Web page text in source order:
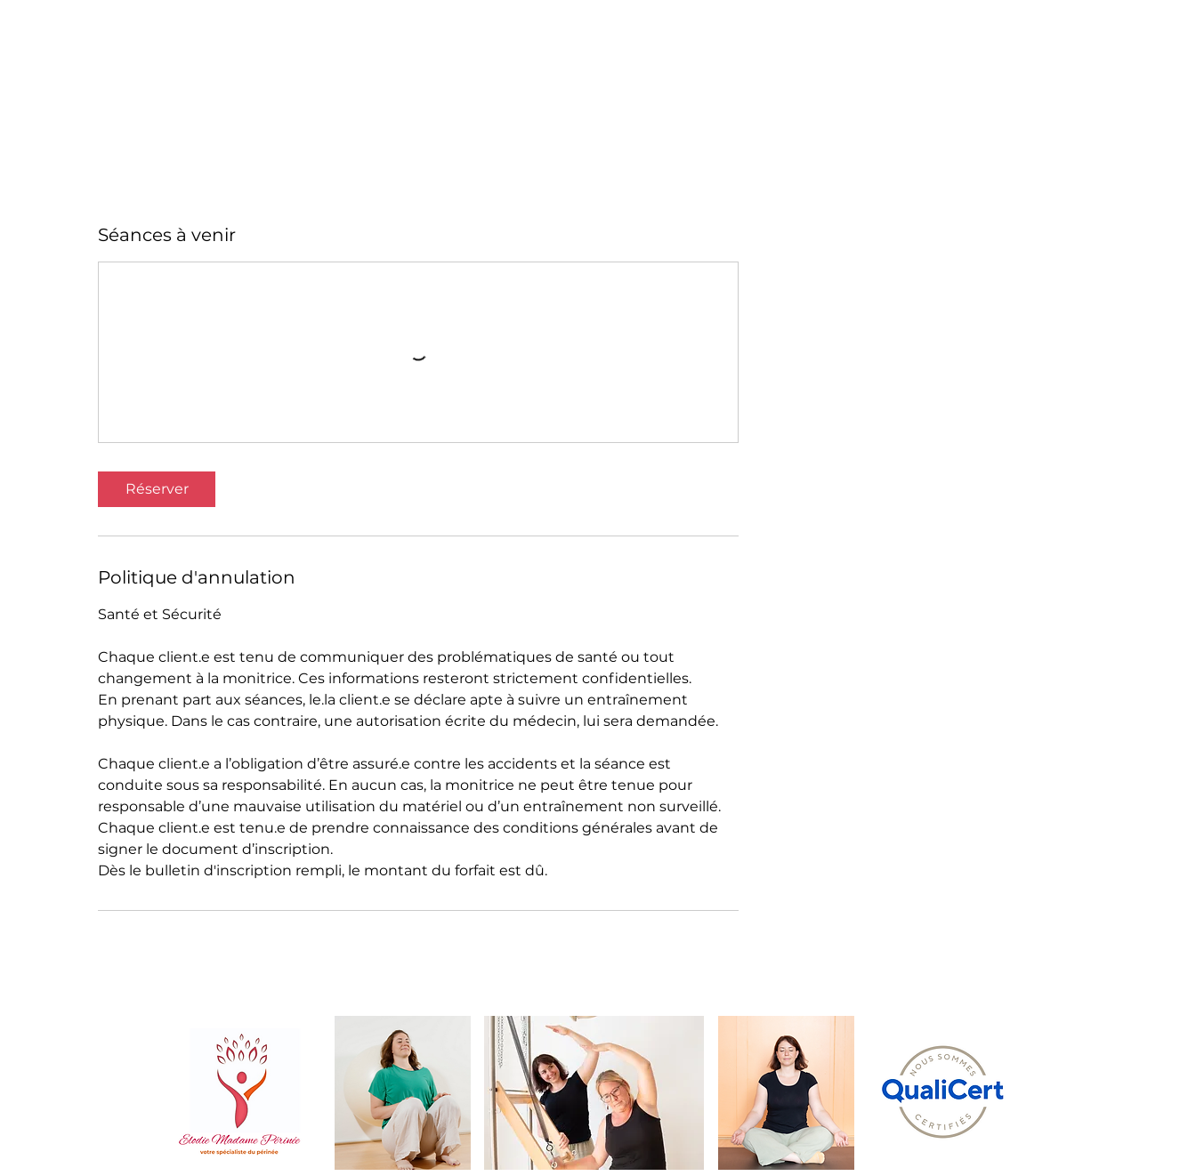
Séances à venir
Réserver
Politique d'annulation
Santé et Sécurité
Chaque client.e est tenu de communiquer des problématiques de santé ou tout
changement à la monitrice. Ces informations resteront strictement confidentielles.
En prenant part aux séances, le.la client.e se déclare apte à suivre un entraînement
physique. Dans le cas contraire, une autorisation écrite du médecin, lui sera demandée.
Chaque client.e a l’obligation d’être assuré.e contre les accidents et la séance est
conduite sous sa responsabilité. En aucun cas, la monitrice ne peut être tenue pour
responsable d’une mauvaise utilisation du matériel ou d’un entraînement non surveillé.
Chaque client.e est tenu.e de prendre connaissance des conditions générales avant de
signer le document d’inscription.
Dès le bulletin d'inscription rempli, le montant du forfait est dû.